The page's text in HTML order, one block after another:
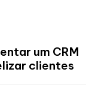
um CRM
clientes